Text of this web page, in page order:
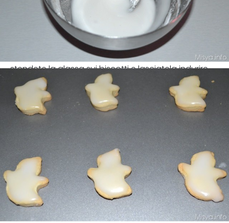
stendete la glassa sui biscotti e lasciatela indurire.